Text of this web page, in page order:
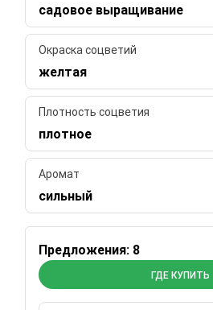
садовое выращивание
Окраска соцветий
желтая
Плотность соцветия
плотное
Аромат
сильный
Предложения: 8
ГДЕ КУПИТЬ